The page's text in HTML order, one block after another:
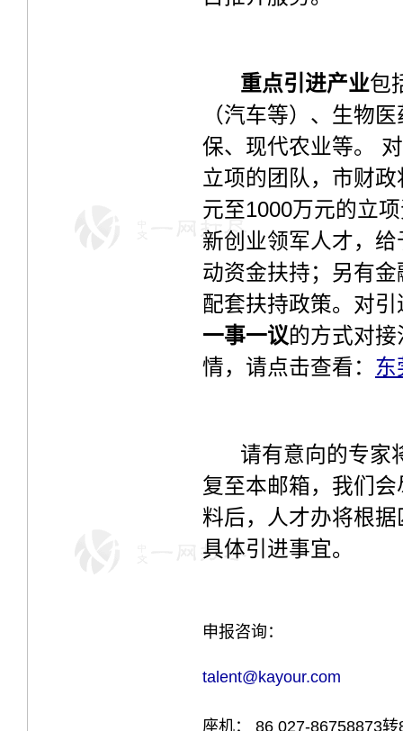
重点引进产业包
（汽车等）、生物
保、现代农业等。
立项的团队，市财
元至1000万元的立
新创业领军人才，
动资金扶持；另有
配套扶持政策。对
一事一议的方式对
情，请点击查看： 东
请有意向的专家
复至本邮箱，我们
料后，人才办将根
具体引进事宜。
申报咨询：
talent@kayour.com
座机： 86 027-86758873转